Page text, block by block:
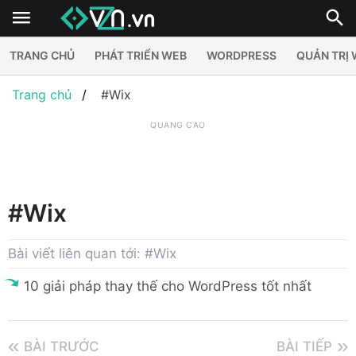
TRANG CHỦ PHÁT TRIỂN WEB WORDPRESS QUẢN TRỊ
Trang chủ #Wix
QUẢNG CÁO
#Wix
Bài viết liên quan tới: #Wix
10 giải pháp thay thế cho WordPress tốt nhất
BÀI TRƯỚC BÀI TIẾP